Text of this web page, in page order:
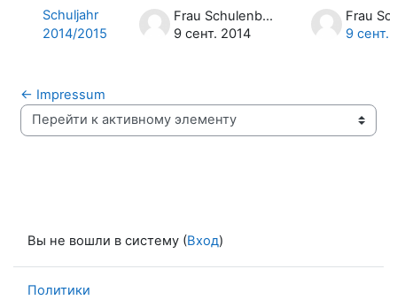
Schuljahr
2014/2015
Frau Schulenburg
9 сент. 2014
9 сент.
← Impressum
Перейти к активному элементу
Вы не вошли в систему (Вход)
Политики